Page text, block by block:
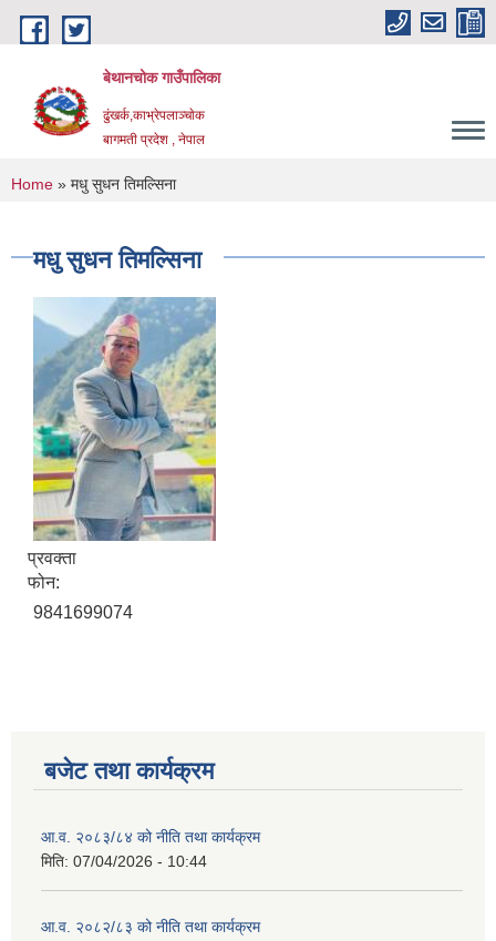
Skip to main content
बेथानचोक गाउँपालिका
ढुंखर्क,काभ्रेपलाञ्चाेक
बागमती प्रदेश , नेपाल
You are here
Home » मधु सुधन तिमल्सिना
मधु सुधन तिमल्सिना
प्रवक्ता
फोन:
9841699074
बजेट तथा कार्यक्रम
आ.व. २०८३/८४ को नीति तथा कार्यक्रम
मिति: 07/04/2026 - 10:44
आ.व. २०८२/८३ को नीति तथा कार्यक्रम